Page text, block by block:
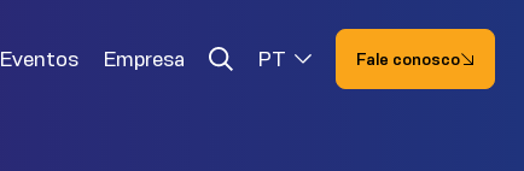
Eventos Empresa PT Fale conosco